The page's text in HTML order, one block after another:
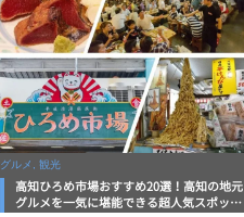
グルメ, 観光
高知ひろめ市場おすすめ20選！高知の地元
グルメを一気に堪能できる超人気スポット